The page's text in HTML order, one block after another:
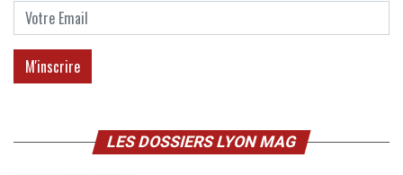
LES DOSSIERS LYON MAG